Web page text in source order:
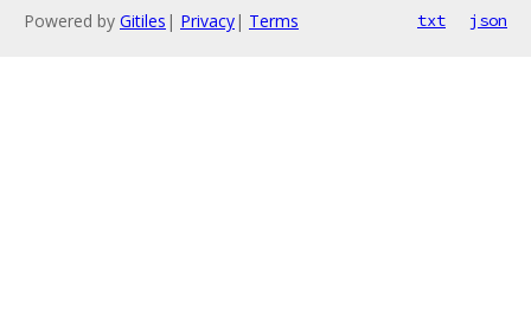
Powered by Gitiles | Privacy| Terms txt json